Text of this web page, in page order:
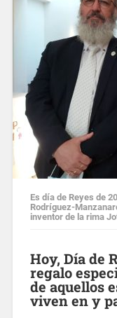
Es día de Reyes de
Rodríguez-
inventor de la rima
Hoy, Día de
regalo
de aquellos
viven en y